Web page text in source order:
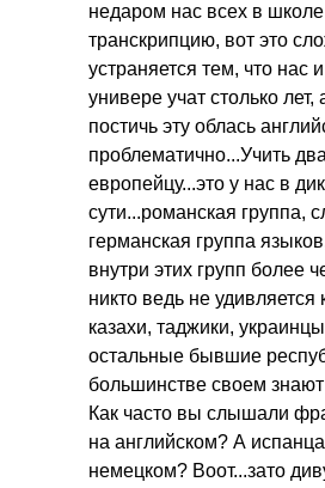
недаром нас всех в
транскрипцию, вот это
устраняется тем, что нас
универе учат столько
постичь эту облась
проблематично...Учить
европейцу...это у нас в
сути...романская группа,
германская группа
внутри этих групп более
никто ведь не удивляется
казахи, таджики,
остальные бывшие
большинстве своем знают
Как часто вы слышали
на английском? А
немецком? Воот...зато